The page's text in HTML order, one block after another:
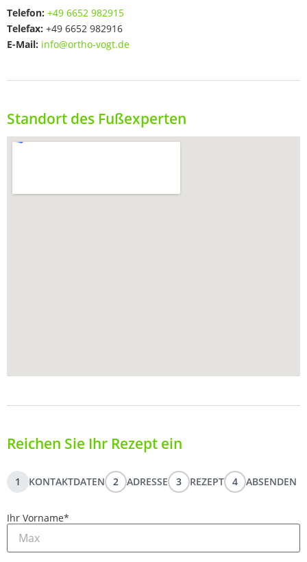
Telefon: +49 6652 982915
Telefax: +49 6652 982916
E-Mail: info@ortho-vogt.de
Standort des Fußexperten
Reichen Sie Ihr Rezept ein
1 KONTAKTDATEN 2 ADRESSE 3 REZEPT 4 ABSENDEN
Ihr Vorname*